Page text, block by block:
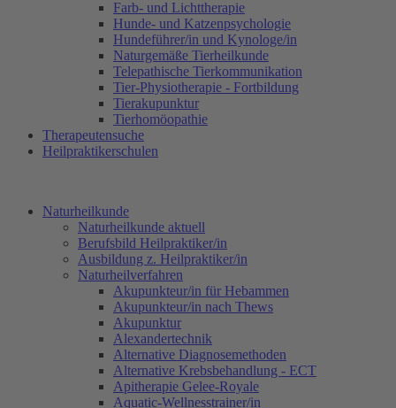
Farb- und Lichttherapie
Hunde- und Katzenpsychologie
Hundeführer/in und Kynologe/in
Naturgemäße Tierheilkunde
Telepathische Tierkommunikation
Tier-Physiotherapie - Fortbildung
Tierakupunktur
Tierhomöopathie
Therapeutensuche
Heilpraktikerschulen
Naturheilkunde
Naturheilkunde aktuell
Berufsbild Heilpraktiker/in
Ausbildung z. Heilpraktiker/in
Naturheilverfahren
Akupunkteur/in für Hebammen
Akupunkteur/in nach Thews
Akupunktur
Alexandertechnik
Alternative Diagnosemethoden
Alternative Krebsbehandlung - ECT
Apitherapie Gelee-Royale
Aquatic-Wellnesstrainer/in